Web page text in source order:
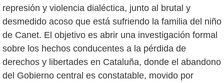
represión y violencia dialéctica, junto al brutal y
desmedido acoso que está sufriendo la familia del niño
de Canet. El objetivo es abrir una investigación formal
sobre los hechos conducentes a la pérdida de
derechos y libertades en Cataluña, donde el abandono
del Gobierno central es constatable, movido por